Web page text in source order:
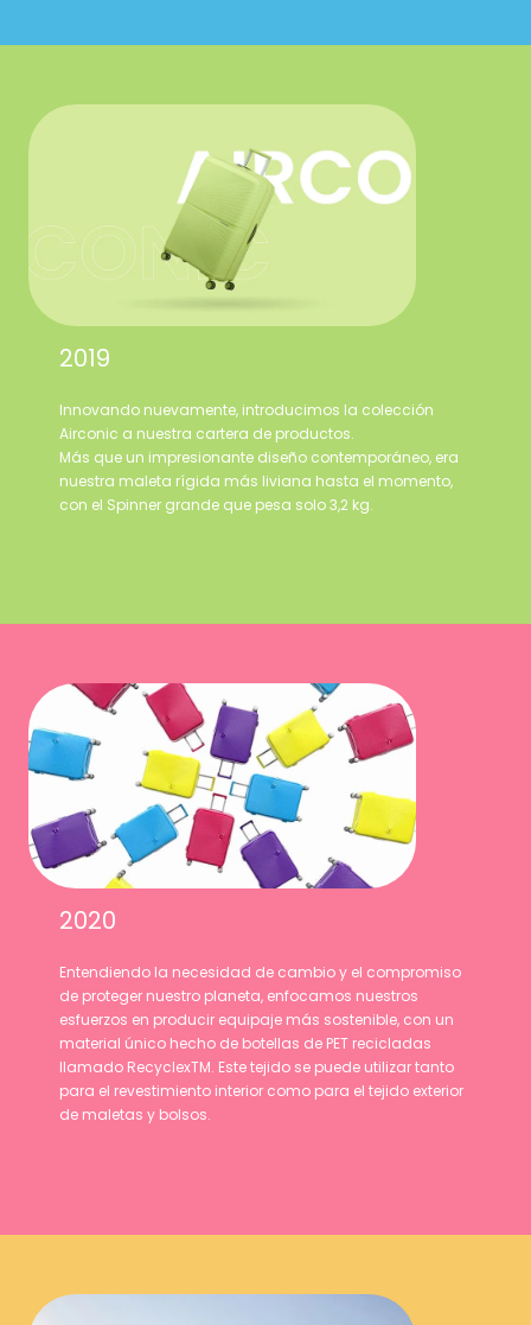
2019
Innovando nuevamente, introducimos la colección
Airconic a nuestra cartera de productos.
Más que un impresionante diseño contemporáneo, era
nuestra maleta rígida más liviana hasta el momento,
con el Spinner grande que pesa solo 3,2 kg.
2020
Entendiendo la necesidad de cambio y el compromiso
de proteger nuestro planeta, enfocamos nuestros
esfuerzos en producir equipaje más sostenible, con un
material único hecho de botellas de PET recicladas
llamado RecyclexTM. Este tejido se puede utilizar tanto
para el revestimiento interior como para el tejido exterior
de maletas y bolsos.